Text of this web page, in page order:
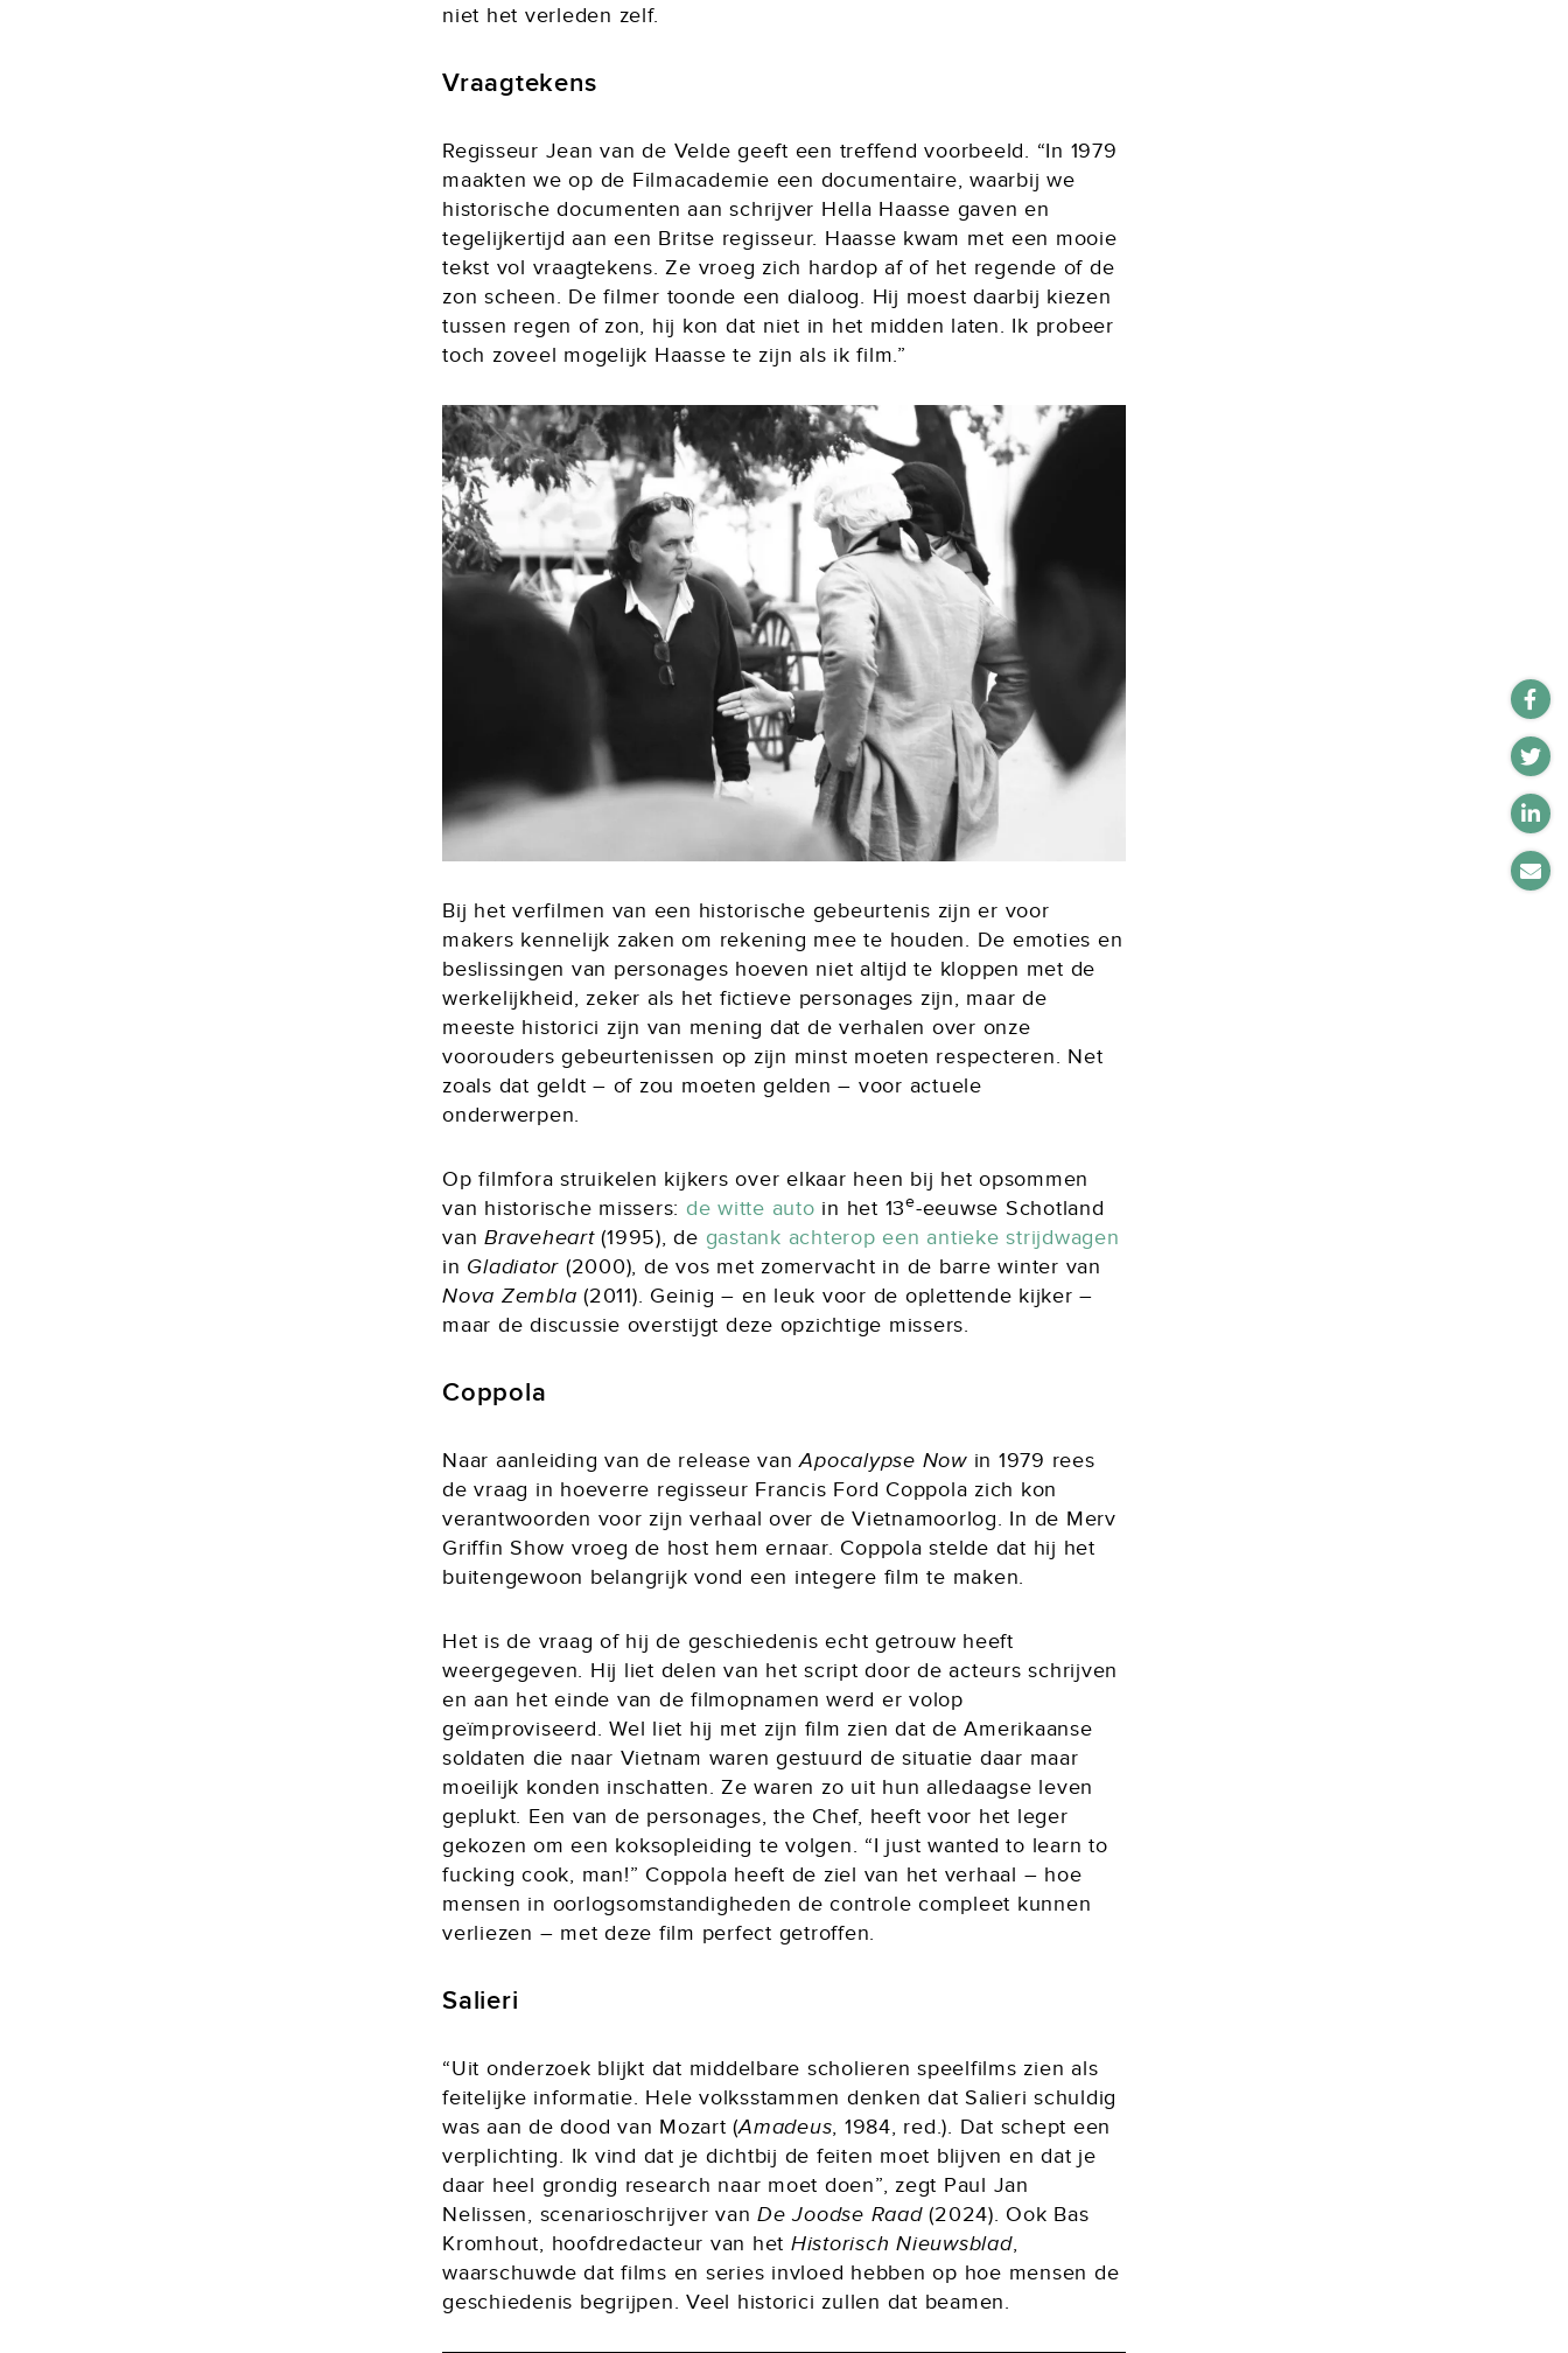
niet het verleden zelf.
Vraagtekens
Regisseur Jean van de Velde geeft een treffend voorbeeld. “In 1979
maakten we op de Filmacademie een documentaire, waarbij we
historische documenten aan schrijver Hella Haasse gaven en
tegelijkertijd aan een Britse regisseur. Haasse kwam met een mooie
tekst vol vraagtekens. Ze vroeg zich hardop af of het regende of de
zon scheen. De filmer toonde een dialoog. Hij moest daarbij kiezen
tussen regen of zon, hij kon dat niet in het midden laten. Ik probeer
toch zoveel mogelijk Haasse te zijn als ik film.”
Bij het verfilmen van een historische gebeurtenis zijn er voor
makers kennelijk zaken om rekening mee te houden. De emoties en
beslissingen van personages hoeven niet altijd te kloppen met de
werkelijkheid, zeker als het fictieve personages zijn, maar de
meeste historici zijn van mening dat de verhalen over onze
voorouders gebeurtenissen op zijn minst moeten respecteren. Net
zoals dat geldt – of zou moeten gelden – voor actuele
onderwerpen.
Op filmfora struikelen kijkers over elkaar heen bij het opsommen
van historische missers: de witte auto in het 13e-eeuwse Schotland
vanBraveheart(1995), de gastank achterop een antieke strijdwagen
in Gladiator (2000), de vos met zomervacht in de barre winter van
Nova Zembla (2011). Geinig – en leuk voor de oplettende kijker –
maar de discussie overstijgt deze opzichtige missers.
Coppola
Naar aanleiding van de release vanApocalypse Nowin 1979 rees
de vraag in hoeverre regisseur Francis Ford Coppola zich kon
verantwoorden voor zijn verhaal over de Vietnamoorlog. In de Merv
Griffin Show vroeg de host hem ernaar. Coppola stelde dat hij het
buitengewoon belangrijk vond een integere film te maken.
Het is de vraag of hij de geschiedenis echt getrouw heeft
weergegeven. Hij liet delen van het script door de acteurs schrijven
en aan het einde van de filmopnamen werd er volop
geïmproviseerd. Wel liet hij met zijn film zien dat de Amerikaanse
soldaten die naar Vietnam waren gestuurd de situatie daar maar
moeilijk konden inschatten. Ze waren zo uit hun alledaagse leven
geplukt. Een van de personages, the Chef, heeft voor het leger
gekozen om een koksopleiding te volgen. “I just wanted to learn to
fucking cook, man!” Coppola heeft de ziel van het verhaal – hoe
mensen in oorlogsomstandigheden de controle compleet kunnen
verliezen – met deze film perfect getroffen.
Salieri
“Uit onderzoek blijkt dat middelbare scholieren speelfilms zien als
feitelijke informatie. Hele volksstammen denken dat Salieri schuldig
was aan de dood van Mozart (Amadeus, 1984, red.). Dat schept een
verplichting. Ik vind dat je dichtbij de feiten moet blijven en dat je
daar heel grondig research naar moet doen”, zegt Paul Jan
Nelissen, scenarioschrijver vanDe Joodse Raad(2024). Ook Bas
Kromhout, hoofdredacteur van het Historisch Nieuwsblad,
waarschuwde dat films en series invloed hebben op hoe mensen de
geschiedenis begrijpen. Veel historici zullen dat beamen.